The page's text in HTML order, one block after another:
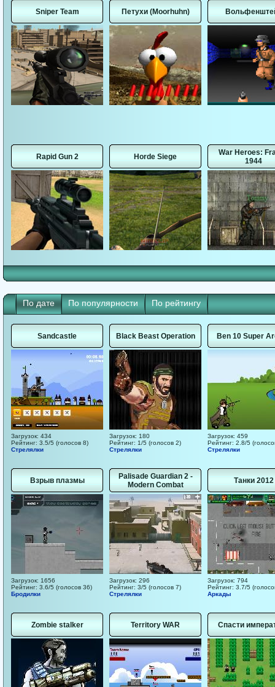
Sniper Team Петухи (Moorhuhn)
Rapid Gun 2 Horde Siege
War Heroes:
1944
По дате По популярности По рейтингу
Sandcastle
Загрузок: 434
Рейтинг: 3.5/5 (голосов 8)
Стрелялки
Black Beast Operation
Загрузок: 180
Рейтинг: 1/5 (голосов 2)
Стрелялки
Ben 10 Super
Загрузок: 459
Рейтинг: 2.8/5
Стрелялки
Взрыв плазмы
Загрузок: 1656
Рейтинг: 3.6/5 (голосов 36)
Бродилки
Palisade Guardian 2 -
Modern Combat
Загрузок: 296
Рейтинг: 3/5 (голосов 7)
Стрелялки
Танки 2012
Загрузок: 794
Рейтинг: 3.7/5
Аркады
Zombie stalker Territory WAR Спасти